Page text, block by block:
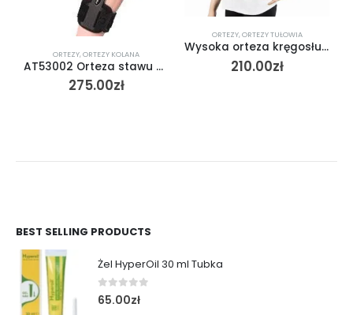
ORTEZY,ORTEZY KOLANA
AT53002 Orteza stawu kolanowego z regulacją ruchomości
275.00zł
ORTEZY,ORTEZY TUŁOWIA
Wysoka orteza kręgosłupa z podpaszkami AT04501
210.00zł
BEST SELLING PRODUCTS
Żel HyperOil 30 ml Tubka
0out of 5
65.00zł